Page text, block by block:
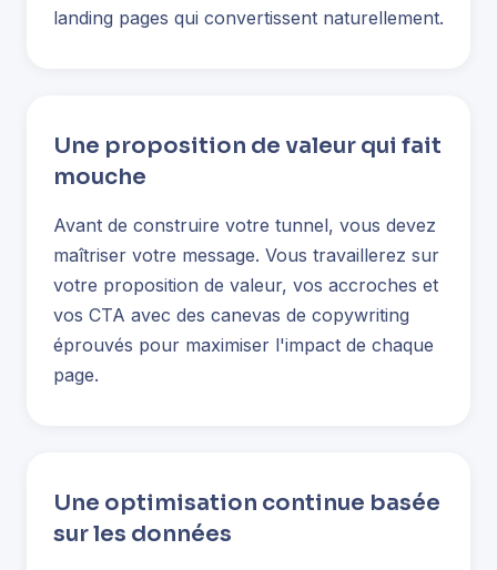
landing pages qui convertissent naturellement.
Une proposition de valeur qui fait
mouche
Avant de construire votre tunnel, vous devez
maîtriser votre message. Vous travaillerez sur
votre proposition de valeur, vos accroches et
vos CTA avec des canevas de copywriting
éprouvés pour maximiser l'impact de chaque
page.
Une optimisation continue basée
sur les données